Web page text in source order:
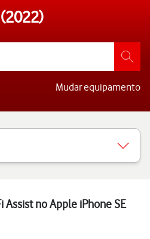
Mudar equipamento
Assist no Apple iPhone SE